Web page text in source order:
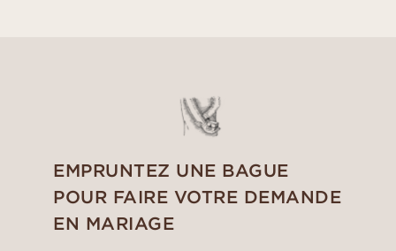
EMPRUNTEZ UNE BAGUE
POUR FAIRE VOTRE DEMANDE
EN MARIAGE